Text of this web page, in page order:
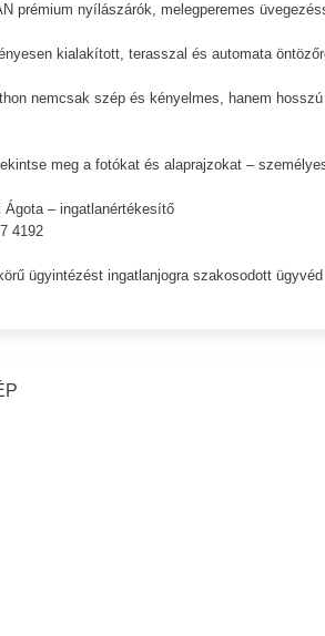
prémium nyílászárók, melegperemes
kialakított, terasszal és automata
nemcsak szép és kényelmes, hanem
meg a fotókat és alaprajzokat –
Ágota – ingatlanértékesítő
4192
ügyintézést ingatlanjogra szakosodott